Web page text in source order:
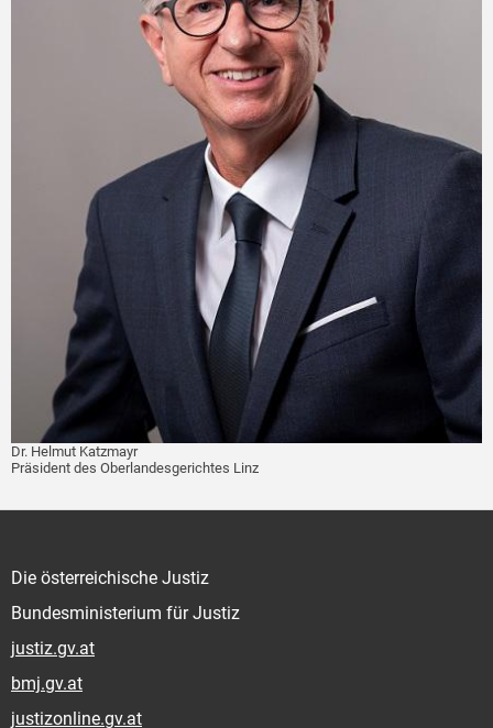
Dr. Helmut Katzmayr
Präsident des Oberlandesgerichtes Linz
Die österreichische Justiz
Bundesministerium für Justiz
justiz.gv.at
bmj.gv.at
justizonline.gv.at